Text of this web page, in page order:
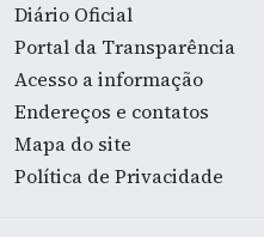
Diário Oficial
Portal da Transparência
Acesso a informação
Endereços e contatos
Mapa do site
Política de Privacidade